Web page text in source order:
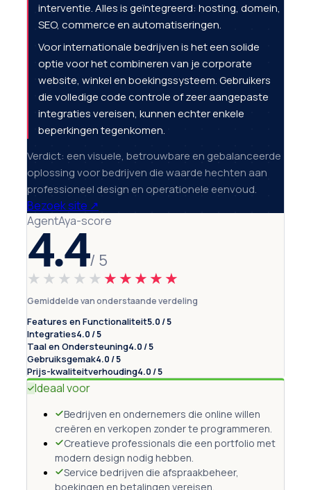
interventie. Alles is geïntegreerd: hosting, domein,
SEO, commerce en automatiseringen.
Voor internationale bedrijven is het een solide
optie voor het combineren van je corporate
website, winkel en boekingssysteem. Gebruikers
die volledige code controle of zeer aangepaste
integraties vereisen, kunnen echter enkele
beperkingen tegenkomen.
Verdict: een visuele, betrouwbare en gebalanceerde
oplossing voor bedrijven die waarde hechten aan
professioneel design en operationele eenvoud.
Bezoek site ↗
AgentAya-score
4.4/ 5
★★★★★ ★★★★★
Gemiddelde van onderstaande verdeling
Features en Functionaliteit5.0 / 5
Integraties4.0 / 5
Taal en Ondersteuning4.0 / 5
Gebruiksgemak4.0 / 5
Prijs-kwaliteitverhouding4.0 / 5
Ideaal voor
Bedrijven en ondernemers die online willen
creëren en verkopen zonder te programmeren.
Creatieve professionals die een portfolio met
modern design nodig hebben.
Service bedrijven die afspraakbeheer,
boekingen en betalingen vereisen.